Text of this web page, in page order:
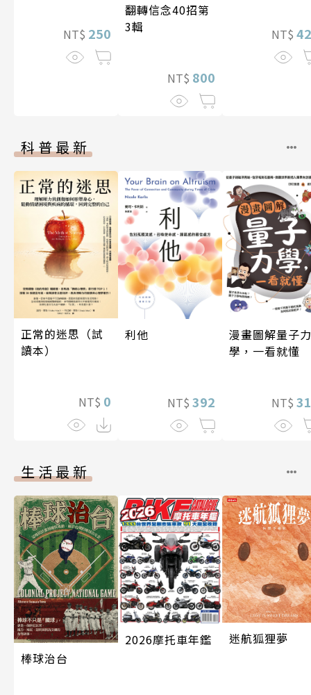
NT$ 250
翻轉信念40招第
3輯
NT$ 800
NT$
科普最新
正常的迷思（試
讀本）
NT$ 0
利他
NT$ 392
漫畫圖解量子力
學，一看就懂
NT$
生活最新
棒球治台
2026摩托車年鑑 迷航狐狸夢